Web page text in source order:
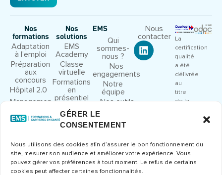
GÉRER LE
CONSENTEMENT
Nous utilisons des cookies afin d’assurer le bon fonctionnement du
site, mesurer son audience et améliorer votre expérience. Vous
pouvez gérer vos préférences à tout moment. Le refus de certains
cookies peut affecter certaines fonctionnalités.
Nos
formations
Adaptation
à l’emploi
Préparation
aux
concours
Hôpital 2.0
Management
Droit et
Congrès et
séminaires
Formations
métier
Nos
solutions
EMS
Academy
Classe
virtuelle
Formations
en
présentiel
EMS
Qui
sommes-
nous ?
Nos
engagements
Notre
équipe
Nos outils
pédagogiques
Nous
rejoindre
Nous
contacter
La
certification
qualité
a été
délivrée
au
titre
de la
ACTIONS
DE
FORMATION